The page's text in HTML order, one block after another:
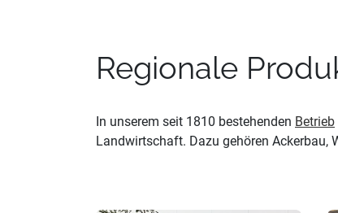
Regionale
In unserem seit 1810 bestehenden Betrieb
Landwirtschaft. Dazu gehören Ackerbau,